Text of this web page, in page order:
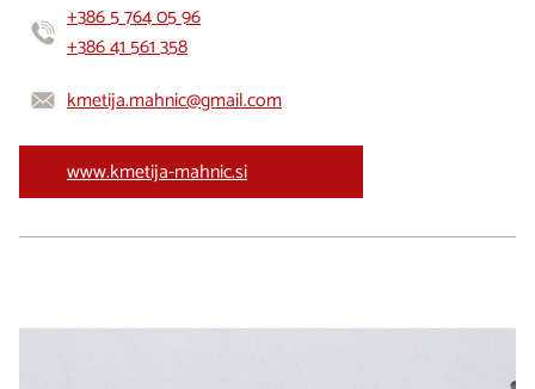
+386 5 764 05 96
+386 41 561 358
kmetija.mahnic@gmail.com
www.kmetija-mahnic.si